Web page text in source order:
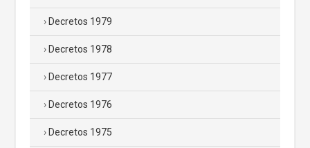
Decretos 1979
Decretos 1978
Decretos 1977
Decretos 1976
Decretos 1975